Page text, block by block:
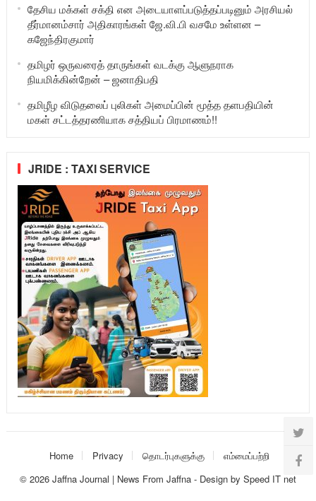
தேசிய மக்கள் சக்தி என அடையாளப்படுத்தப்படினும் அரசியல்
தீர்மானம்சார் அதிகாரங்கள் ஜே.வி.பி வசமே உள்ளன –
கஜேந்திரகுமார்
தமிழர் ஒருவரைத் தாருங்கள் வடக்கு ஆளுநராக
நியமிக்கின்றேன் – ஜனாதிபதி
தமிழீழ விடுதலைப் புலிகள் அமைப்பின் மூத்த தளபதியின்
மகள் சட்டத்தரணியாக சத்தியப் பிரமாணம்!!
JRIDE : TAXI SERVICE
Home Privacy தொடர்புகளுக்கு
எம்மைப்பற்றி
© 2026 Jaffna Journal | News From Jaffna- Design by Speed IT net